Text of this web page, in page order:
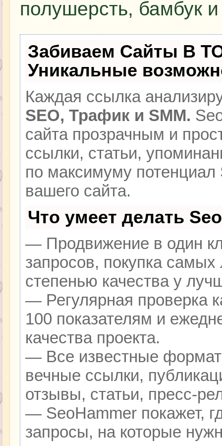
полушерсть, бамбук
Забиваем Сайты В
Уникальные
Каждая ссылка
SEO, Трафик и SMM.
сайта прозрачным и
ссылки, статьи,
по максимуму
вашего сайта.
Что умеет делать
— Продвижение в один
запросов, покупка
степенью качества у
— Регулярная проверка
100 показателям и
качества проекта.
— Все известные
вечные ссылки,
отзывы, статьи, пресс-
— SeoHammer покажет,
запросы, на которые